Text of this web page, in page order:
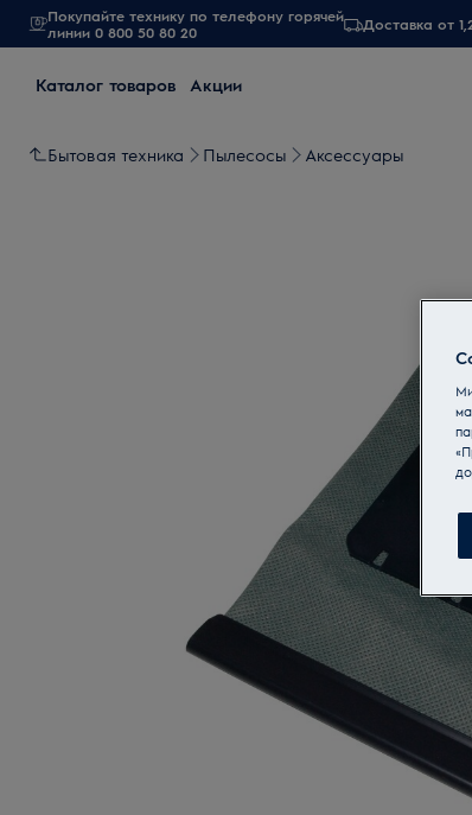
Покупайте технику по телефону горячей
линии 0 800 50 80 20
Доставка от
Каталог товаров Акции
Бытовая техника Пылесосы Аксессуары